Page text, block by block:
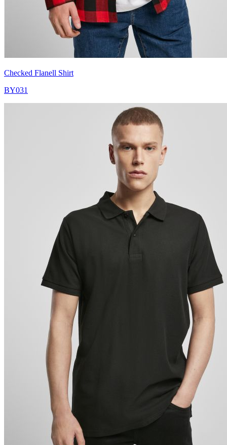
Checked Flanell Shirt
BY031